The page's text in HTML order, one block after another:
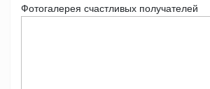
Фотогалерея счастливых получателей